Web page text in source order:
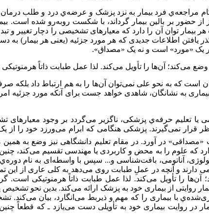
فرد بیمار به نزد پزشک و عرضه‌ي درد و طلب
حضور بر بالین بیمار گرداند، با شکست روبه‌رو شده است.
بیمار توان آن را دارد که معیارهای تشخیصی را دچار تغییر و
اطلاعات جدیدی که هر مورد جزئیه (یعنی هر بیمار) به
یک «مورد» است و نه یک «مصداق».
می‌کند؛ آن‌ها را تأویل می‌کند. لذا عمل طبابت ذاتاً
است که به نحو علی نمی‌توان آن‌ها را به هم ارتباط داد بلکه
به نشانگان، شاهدی خواهد جست برای آنکه مورد جزئیه
تعلیم حرفه‌ي پزشکی، ناگزیر می‌گردد بر وجود معیارهای
قرار نمی‌گیرند. پزشکی هنگامی که ابرام می‌ورزد خود را از
در آورد. در مقام تعلیم دانشگاهی نیز وضع به همین
که علوم را به محض و کاربردی یا مهندسی تقسیم می‌کند،
آناتومی، بافت‌شناسی و... سپس با واسطه‌ای به نام دوره‌ي
و آنچه در عملِ طبابت روی می‌دهد به کلی عاری از این
را تأویل می‌کند. لذا عمل طبابت ذاتاً هرمنوتیکی است.
از بیماری خود به پزشک ارائه می‌کند. بدین نحو تشخیص
با بیماری را که مهم و ذیربط می‌انگارد، بیان
در روایت بیماری خود به تأویلی دست می‌یازد ـ که قطعاً